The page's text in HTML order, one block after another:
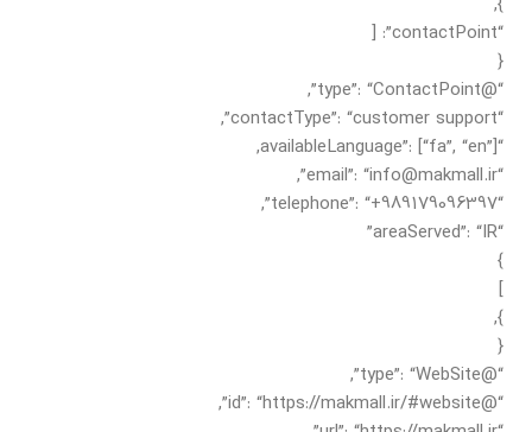
“contactPoint”: [
{
“@type”: “ContactPoint”,
“contactType”: “customer support”,
“availableLanguage”: [“fa”, “en”],
“email”: “info@makmall.ir”,
“telephone”: “+989179096397”,
“areaServed”: “IR”
}
]
},
{
“@type”: “WebSite”,
“@id”: “https://makmall.ir/#website”,